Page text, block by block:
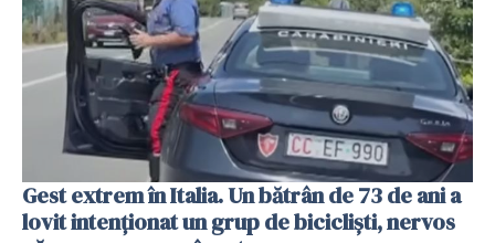
Gest extrem în Italia. Un bătrân de 73 de ani a
lovit intenționat un grup de bicicliști, nervos